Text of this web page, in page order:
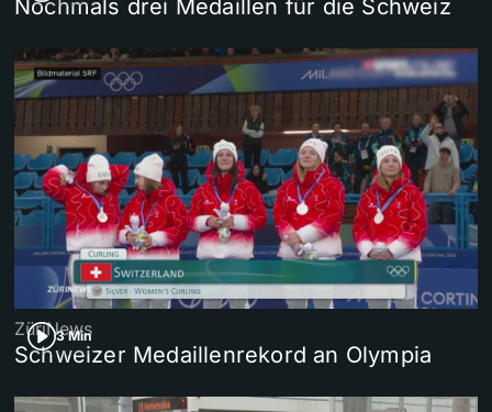
Nochmals drei Medaillen für die Schweiz
3 Min
ZüriNews
Schweizer Medaillenrekord an Olympia